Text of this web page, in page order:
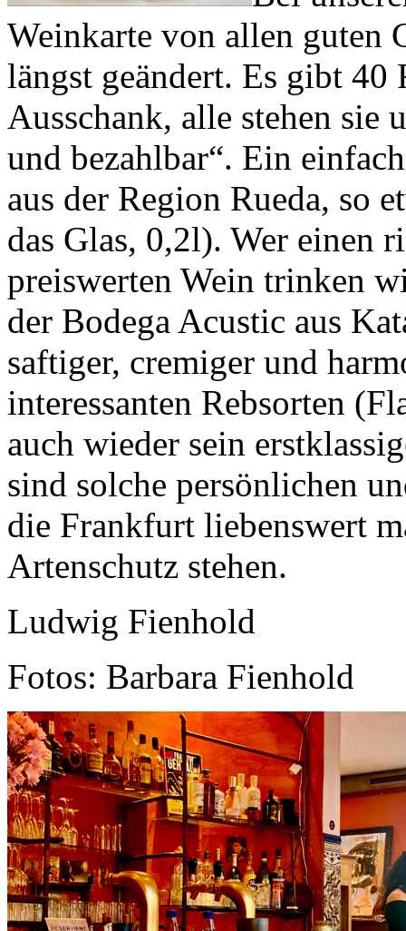
Weinkarte von allen guten
längst geändert. Es gibt
Ausschank, alle stehen sie
und bezahlbar“. Ein
aus der Region Rueda, so
das Glas, 0,2l). Wer einen
preiswerten Wein trinken
der Bodega Acustic aus
saftiger, cremiger und
interessanten Rebsorten
auch wieder sein
sind solche persönlichen
die Frankfurt liebenswert
Artenschutz stehen.
Ludwig Fienhold
Fotos: Barbara Fienhold